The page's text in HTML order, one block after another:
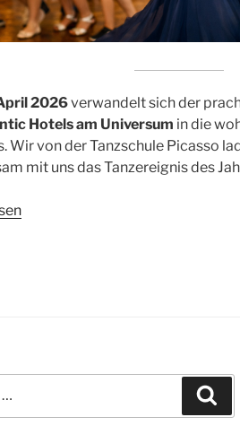
2026verwandelt sich der
Hotels am Universum in die
Wir von der Tanzschule Picasso
mit uns das Tanzereignis des